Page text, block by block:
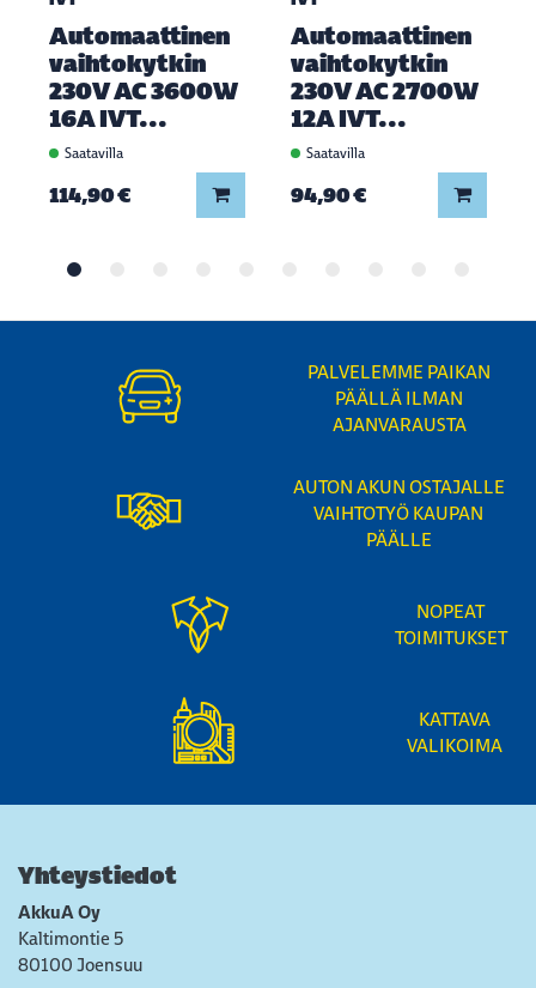
Automaattinen
vaihtokytkin
230V AC 3600W
16A IVT...
Saatavilla
114,90 € Lisää koriin
Automaattinen
vaihtokytkin
230V AC 2700W
12A IVT...
Saatavilla
94,90 € Lisää
PALVELEMME PAIKAN
PÄÄLLÄ ILMAN
AJANVARAUSTA
AUTON AKUN OSTAJALLE
VAIHTOTYÖ KAUPAN
PÄÄLLE
NOPEAT
TOIMITUKSET
KATTAVA
VALIKOIMA
Yhteystiedot
AkkuA Oy
Kaltimontie 5
80100 Joensuu